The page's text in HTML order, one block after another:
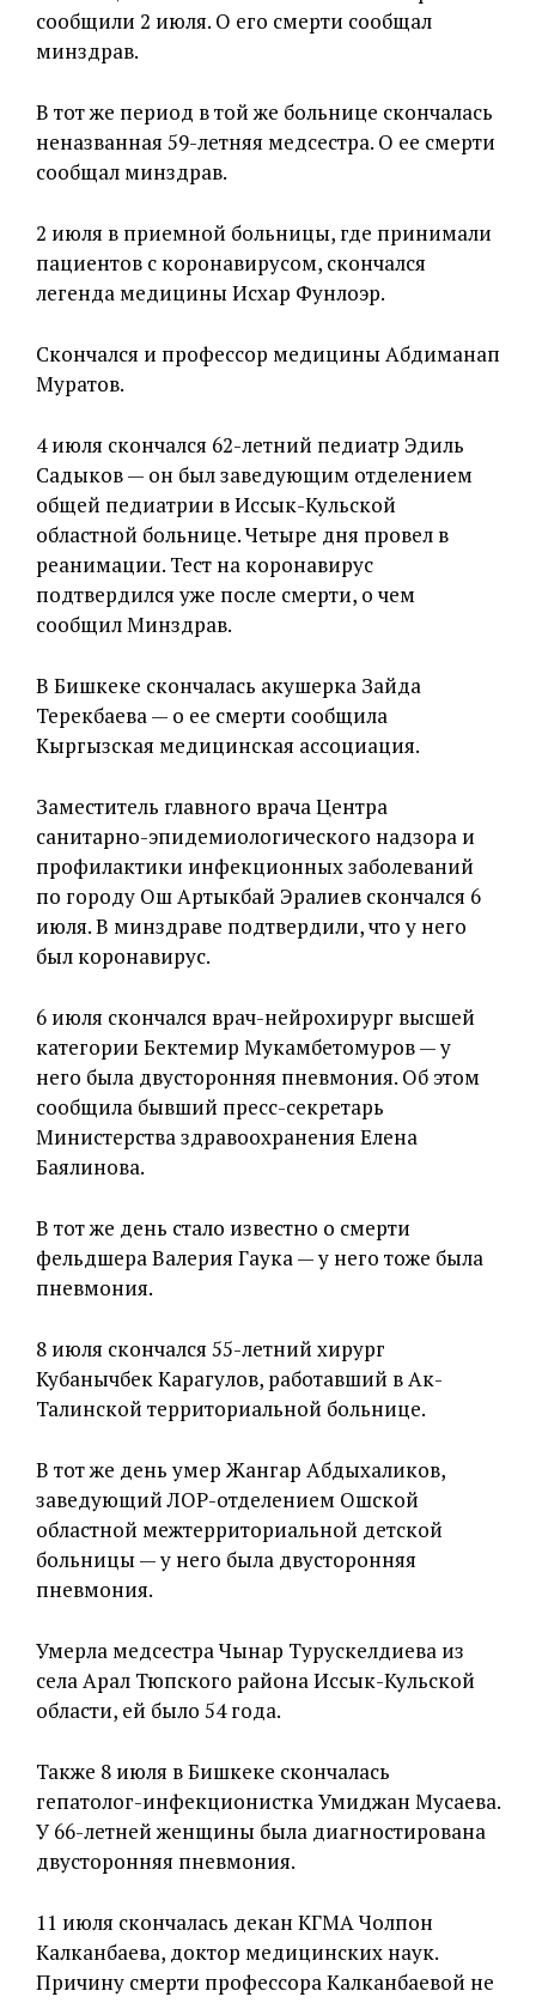
сообщили 2 июля. О его смерти сообщал
минздрав.
В тот же период в той же больнице скончалась
неназванная 59-летняя медсестра. О ее смерти
сообщал минздрав.
2 июля в приемной больницы, где принимали
пациентов с коронавирусом, скончался
легенда медицины Исхар Фунлоэр.
Скончался и профессор медицины Абдиманап
Муратов.
4 июля скончался 62-летний педиатр Эдиль
Садыков — он был заведующим отделением
общей педиатрии в Иссык-Кульской
областной больнице. Четыре дня провел в
реанимации. Тест на коронавирус
подтвердился уже после смерти, о чем
сообщил Минздрав.
В Бишкеке скончалась акушерка Зайда
Терекбаева — о ее смерти сообщила
Кыргызская медицинская ассоциация.
Заместитель главного врача Центра
санитарно-эпидемиологического надзора и
профилактики инфекционных заболеваний
по городу Ош Артыкбай Эралиев скончался 6
июля. В минздраве подтвердили, что у него
был коронавирус.
6 июля скончался врач-нейрохирург высшей
категории Бектемир Мукамбетомуров — у
него была двусторонняя пневмония. Об этом
сообщила бывший пресс-секретарь
Министерства здравоохранения Елена
Баялинова.
В тот же день стало известно о смерти
фельдшера Валерия Гаука — у него тоже была
пневмония.
8 июля скончался 55-летний хирург
Кубанычбек Карагулов, работавший в Ак-
Талинской территориальной больнице.
В тот же день умер Жангар Абдыхаликов,
заведующий ЛОР-отделением Ошской
областной межтерриториальной детской
больницы — у него была двусторонняя
пневмония.
Умерла медсестра Чынар Турускелдиева из
села Арал Тюпского района Иссык-Кульской
области, ей было 54 года.
Также 8 июля в Бишкеке скончалась
гепатолог-инфекционистка Умиджан Мусаева.
У 66-летней женщины была диагностирована
двусторонняя пневмония.
11 июля скончалась декан КГМА Чолпон
Калканбаева, доктор медицинских наук.
Причину смерти профессора Калканбаевой не